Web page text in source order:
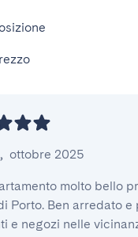
, ottobre 2025
molto bello
Porto. Ben arredato e
e negozi nelle